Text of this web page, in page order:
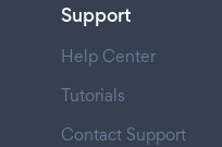
Support
Help Center
Tutorials
Contact Support